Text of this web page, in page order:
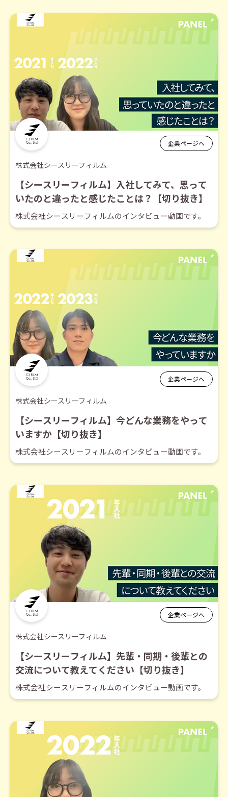
企業ページへ
株式会社シースリーフィルム
【シースリーフィルム】入社してみて、思って
いたのと違ったと感じたことは？【切り抜き】
株式会社シースリーフィルムのインタビュー動画です。
企業ページへ
株式会社シースリーフィルム
【シースリーフィルム】今どんな業務をやって
いますか【切り抜き】
株式会社シースリーフィルムのインタビュー動画です。
企業ページへ
株式会社シースリーフィルム
【シースリーフィルム】先輩・同期・後輩との
交流について教えてください【切り抜き】
株式会社シースリーフィルムのインタビュー動画です。